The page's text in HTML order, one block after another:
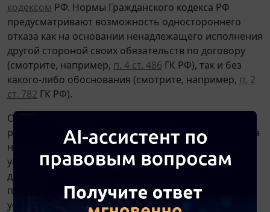
кодексом РФ. Нормы Гражданского кодекса РФ
предусматривают возможность одностороннего
отказа как на основании ненадлежащего исполнения
другой стороной своих обязательств по договору
(смотрите, например, п. 4 ст. 486 ГК РФ), так и без
какого-либо обоснования (смотрите, например, п. 2
ст. 782 ГК РФ).
Однако из
регулирующих порядок реализации права заказчика
на односторонний отказ от контракта и
указывающих на то, что соответствующее решение
должно быть отменено, если в течение 10 дней
после уведомления о нем контрагента последний
устранит нарушения условий контракта,